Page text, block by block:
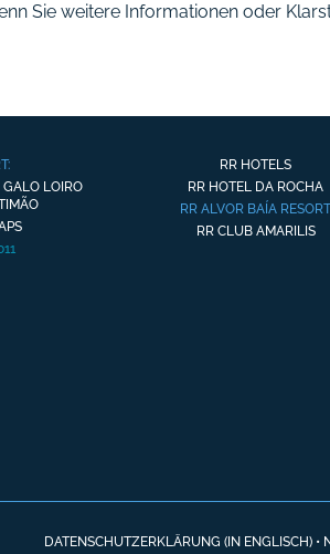
Sie weitere Informationen oder
GALO LOIRO
RR HOTELS
RR HOTEL DA ROCHA
RR ALVOR BAÍA
RR CLUB AMARILIS
DATENSCHUTZERKLÄRUNG (IN ENGLISCH) •